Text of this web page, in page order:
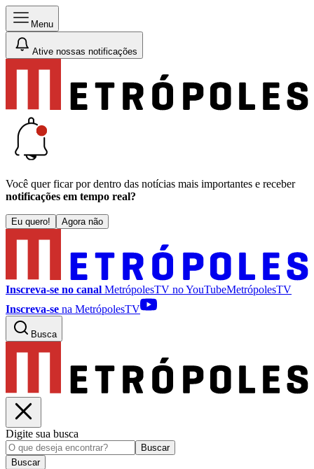
Menu
Ative nossas notificações
Você quer ficar por dentro das notícias mais importantes e receber
notificações em tempo real?
Eu quero! Agora não
Inscreva-se no canal MetrópolesTV noYouTubeMetrópolesTV
Inscreva-se na MetrópolesTV
Busca
Digite sua busca
Buscar
Buscar